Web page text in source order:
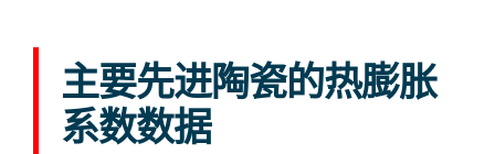
主要先进陶瓷的热膨胀
系数数据